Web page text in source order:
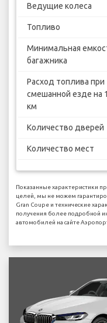
Ведущие колеса
Топливо
Минимальная
багажника
Расход топлива при
смешанной езде на
км
Количество дверей
Количество мест
Показанные характеристики
целей, мы не можем
Gran Coupe и технические
получения более подробной
автомобилей на сайте